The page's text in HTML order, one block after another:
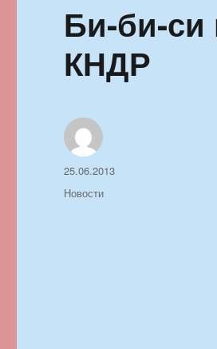
Би-би-си
КНДР
Автор
Опубликовано
25.06.2013
Рубрики
Новости